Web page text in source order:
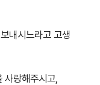
내시느라고 고생
랑해주시고,